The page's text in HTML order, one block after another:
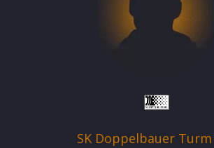
SK Doppelbauer Turm